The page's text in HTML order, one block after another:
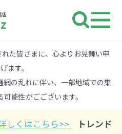
た皆さまに、心よりお見舞い申
ます。
の乱れに伴い、一部地域での集
能性がごございます。
しくはこちら>>
トレンド